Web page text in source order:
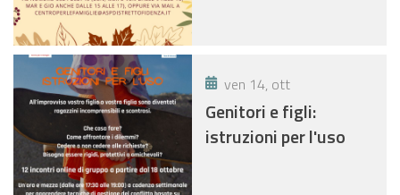
ven 14, ott
Genitori e figli:
istruzioni per l'uso